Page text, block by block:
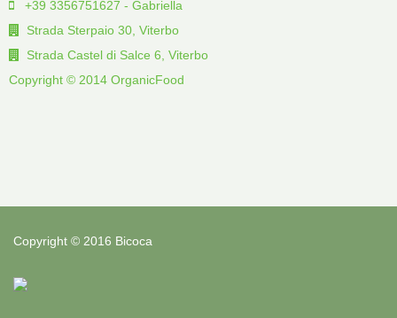
+39 3356751627 - Gabriella
Strada Sterpaio 30, Viterbo
Strada Castel di Salce 6, Viterbo
Copyright © 2014 OrganicFood
Copyright © 2016 Bicoca